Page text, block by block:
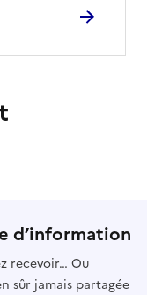
Mlle Inambour,
d’information
recevoir… Ou
sûr jamais partagée